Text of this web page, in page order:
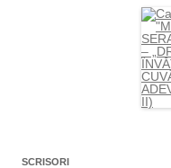
SCRISORI